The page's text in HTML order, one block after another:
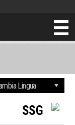
SSG